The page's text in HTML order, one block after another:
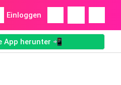
Einloggen
App herunter 📲